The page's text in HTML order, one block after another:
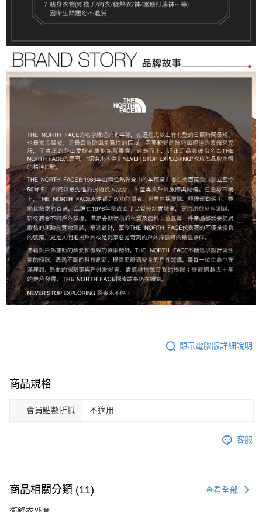
顯示電腦版詳細說明
商品規格
會員點數折抵 不適用
客服
商品相關分類 (11) 查看全部